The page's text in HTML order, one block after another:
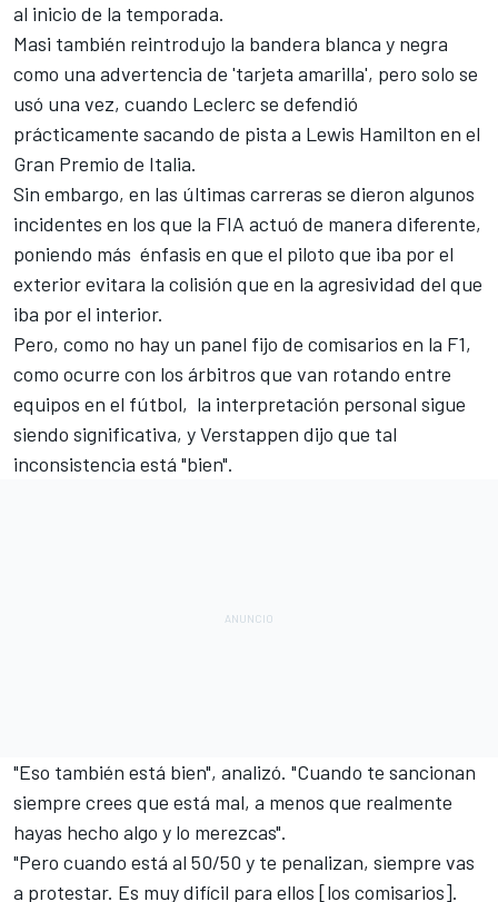
al inicio de la temporada.
Masi también reintrodujo la bandera blanca y negra
como una advertencia de 'tarjeta amarilla', pero solo se
usó una vez, cuando Leclerc se defendió
prácticamente sacando de pista a Lewis Hamilton en el
Gran Premio de Italia.
Sin embargo, en las últimas carreras se dieron algunos
incidentes en los que la FIA actuó de manera diferente,
poniendo más énfasis en que el piloto que iba por el
exterior evitara la colisión que en la agresividad del que
iba por el interior.
Pero, como no hay un panel fijo de comisarios en la F1,
como ocurre con los árbitros que van rotando entre
equipos en el fútbol, ​ la interpretación personal sigue
siendo significativa, yVerstappen dijo que tal
inconsistencia está "bien".
"Eso también está bien", analizó. "Cuando te sancionan
siempre crees que está mal, a menos que realmente
hayas hecho algo y lo merezcas".
"Pero cuando está al 50/50 y te penalizan, siempre vas
a protestar. Es muy difícil para ellos [los comisarios].